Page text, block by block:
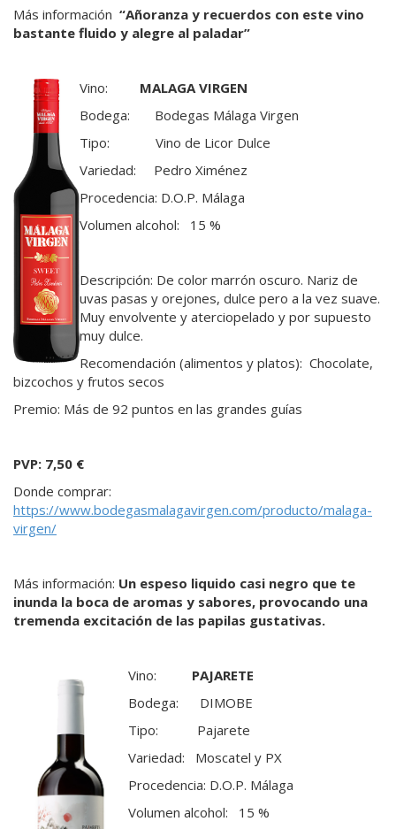
Más información “Añoranza y recuerdos con este vino
bastante fluido y alegre al paladar”
Vino:
MALAGA VIRGEN
Bodega: Bodegas Málaga Virgen
Tipo: Vino de Licor Dulce
Variedad: Pedro Ximénez
Procedencia: D.O.P. Málaga
Volumen alcohol: 15 %
Descripción: De color marrón oscuro. Nariz de
uvas pasas y orejones, dulce pero a la vez suave.
Muy envolvente y aterciopelado y por supuesto
muy dulce.
Recomendación (alimentos y platos): Chocolate,
bizcochos y frutos secos
Premio: Más de 92 puntos en las grandes guías
PVP: 7,50 €
Donde comprar:
https://www.bodegasmalagavirgen.com/producto/malaga-
virgen/
Más información: Un espeso liquido casi negro que te
inunda la boca de aromas y sabores, provocando una
tremenda excitación de las papilas gustativas.
Vino:
PAJARETE
Bodega: DIMOBE
Tipo: Pajarete
Variedad: Moscatel y PX
Procedencia: D.O.P. Málaga
Volumen alcohol: 15 %